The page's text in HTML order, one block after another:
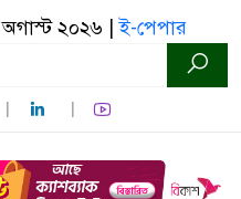
অগাস্ট ২০২৬ |ই-পেপার